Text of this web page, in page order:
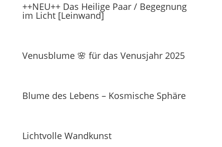
++NEU++ Das Heilige Paar / Begegnung
im Licht [Leinwand]
Venusblume 🌸 für das Venusjahr 2025
Blume des Lebens – Kosmische Sphäre
Lichtvolle Wandkunst